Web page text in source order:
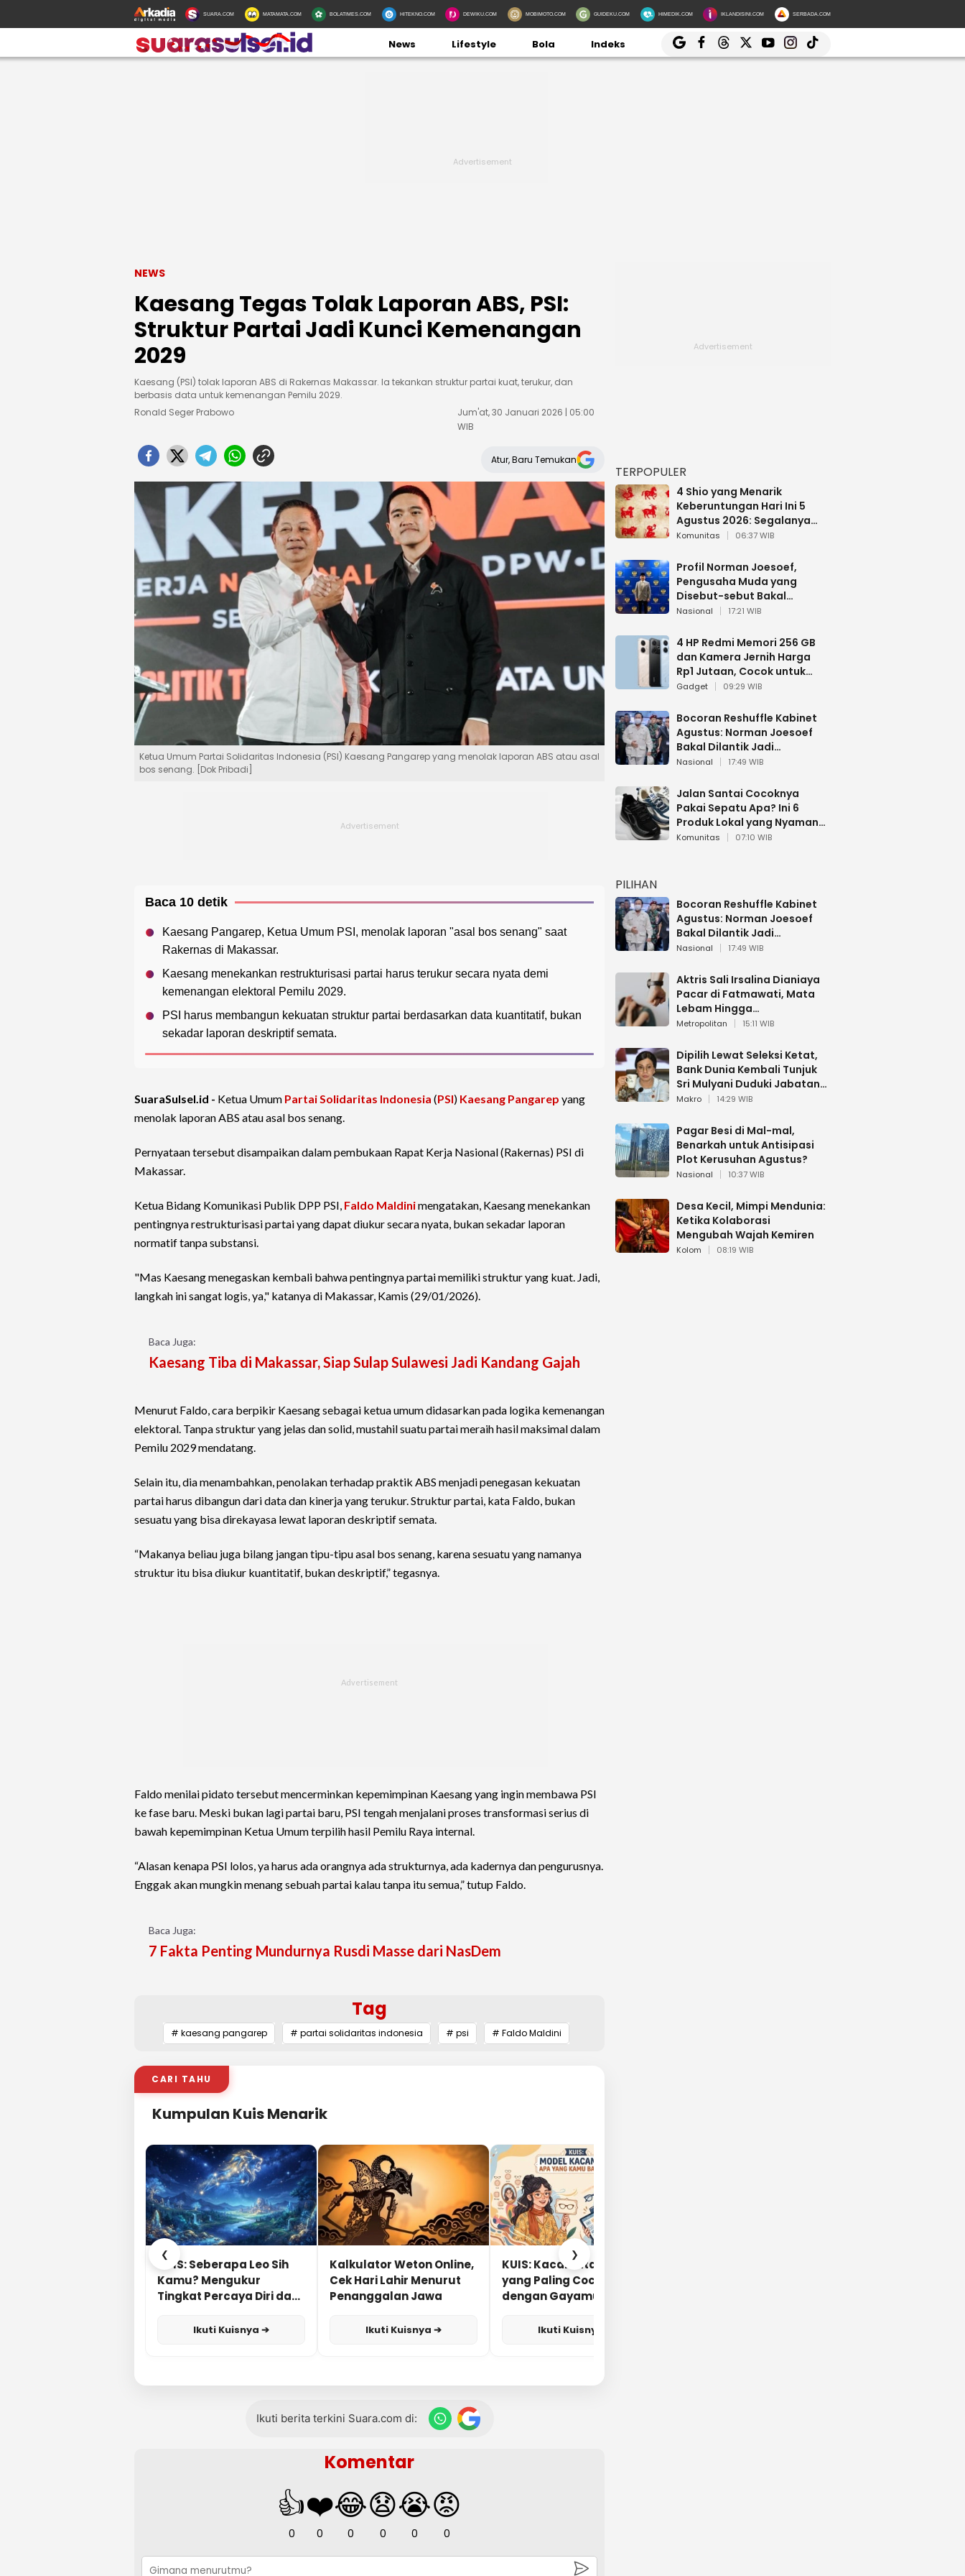
SUARA.COM MATAMATA.COM BOLATIMES.COM HITEKNO.COM DEWIKU.COM MOBIMOTO.COM GUIDEKU.COM HIMEDIK.COM IKLANDISINI.COM SERBADA.COM
News Lifestyle Bola Indeks
NEWS
Kaesang Tegas Tolak Laporan ABS, PSI:
Struktur Partai Jadi Kunci Kemenangan
2029
Kaesang (PSI) tolak laporan ABS di Rakernas Makassar. Ia tekankan struktur partai kuat, terukur, dan
berbasis data untuk kemenangan Pemilu 2029.
Ronald Seger Prabowo
Jum'at, 30 Januari 2026 | 05:00
WIB
Atur, Baru Temukan
Ketua Umum Partai Solidaritas Indonesia (PSI) Kaesang Pangarep yang menolak laporan ABS atau asal
bos senang. [Dok Pribadi]
Baca 10 detik
Kaesang Pangarep, Ketua Umum PSI, menolak laporan "asal bos senang" saat
Rakernas di Makassar.
Kaesang menekankan restrukturisasi partai harus terukur secara nyata demi
kemenangan elektoral Pemilu 2029.
PSI harus membangun kekuatan struktur partai berdasarkan data kuantitatif, bukan
sekadar laporan deskriptif semata.
SuaraSulsel.id - Ketua Umum Partai Solidaritas Indonesia (PSI) Kaesang Pangarep yang
menolak laporan ABS atau asal bos senang.
Pernyataan tersebut disampaikan dalam pembukaan Rapat Kerja Nasional (Rakernas) PSI di
Makassar.
Ketua Bidang Komunikasi Publik DPP PSI, Faldo Maldinimengatakan, Kaesang menekankan
pentingnya restrukturisasi partai yang dapat diukur secara nyata, bukan sekadar laporan
normatif tanpa substansi.
"Mas Kaesang menegaskan kembali bahwa pentingnya partai memiliki struktur yang kuat. Jadi,
langkah ini sangat logis, ya," katanya di Makassar, Kamis (29/01/2026).
Baca Juga:
Kaesang Tiba di Makassar, Siap Sulap Sulawesi Jadi Kandang Gajah
Menurut Faldo, cara berpikir Kaesang sebagai ketua umum didasarkan pada logika kemenangan
elektoral. Tanpa struktur yang jelas dan solid, mustahil suatu partai meraih hasil maksimal dalam
Pemilu 2029 mendatang.
Selain itu, dia menambahkan, penolakan terhadap praktik ABS menjadi penegasan kekuatan
partai harus dibangun dari data dan kinerja yang terukur. Struktur partai, kata Faldo, bukan
sesuatu yang bisa direkayasa lewat laporan deskriptif semata.
“Makanya beliau juga bilang jangan tipu-tipu asal bos senang, karena sesuatu yang namanya
struktur itu bisa diukur kuantitatif, bukan deskriptif,” tegasnya.
Faldo menilai pidato tersebut mencerminkan kepemimpinan Kaesang yang ingin membawa PSI
ke fase baru. Meski bukan lagi partai baru, PSI tengah menjalani proses transformasi serius di
bawah kepemimpinan Ketua Umum terpilih hasil Pemilu Raya internal.
“Alasan kenapa PSI lolos, ya harus ada orangnya ada strukturnya, ada kadernya dan pengurusnya.
Enggak akan mungkin menang sebuah partai kalau tanpa itu semua,” tutup Faldo.
Baca Juga:
7 Fakta Penting Mundurnya Rusdi Masse dari NasDem
Tag
# kaesang pangarep # partai solidaritas indonesia # psi # Faldo Maldini
CARI TAHU
Kumpulan Kuis Menarik
❮
KUIS: Seberapa Leo Sih
Kamu? Mengukur
Tingkat Percaya Diri dan
Ikuti Kuisnya ➔
Kalkulator Weton Online,
Cek Hari Lahir Menurut
Penanggalan Jawa
Ikuti Kuisnya ➔
KUIS: Kacamata Apa
yang Paling Cocok
dengan Gayamu?
Ikuti Kuisnya ➔
❯
Ikuti berita terkini Suara.com di:
Komentar
👍
0
❤️
0
😂
0
😧
0
😭
0
😡
0
TERPOPULER
4 Shio yang Menarik
Keberuntungan Hari Ini 5
Agustus 2026: Segalanya
Berjalan Lancar
Komunitas 06:37 WIB
Profil Norman Joesoef,
Pengusaha Muda yang
Disebut-sebut Bakal
Dilantik Jadi Wamenhan RI
Nasional 17:21 WIB
4 HP Redmi Memori 256 GB
dan Kamera Jernih Harga
Rp1 Jutaan, Cocok untuk
Multitasking
Gadget 09:29 WIB
Bocoran Reshuffle Kabinet
Agustus: Norman Joesoef
Bakal Dilantik Jadi
Wamenhan RI
Nasional 17:49 WIB
Jalan Santai Cocoknya
Pakai Sepatu Apa? Ini 6
Produk Lokal yang Nyaman
Buat 17 Agustusan
Komunitas 07:10 WIB
PILIHAN
Bocoran Reshuffle Kabinet
Agustus: Norman Joesoef
Bakal Dilantik Jadi
Wamenhan RI
Nasional 17:49 WIB
Aktris Sali Irsalina Dianiaya
Pacar di Fatmawati, Mata
Lebam Hingga
Diselamatkan Polantas
Metropolitan 15:11 WIB
Dipilih Lewat Seleksi Ketat,
Bank Dunia Kembali Tunjuk
Sri Mulyani Duduki Jabatan
Strategis
Makro 14:29 WIB
Pagar Besi di Mal-mal,
Benarkah untuk Antisipasi
Plot Kerusuhan Agustus?
Nasional 10:37 WIB
Desa Kecil, Mimpi Mendunia:
Ketika Kolaborasi
Mengubah Wajah Kemiren
Kolom 08:19 WIB